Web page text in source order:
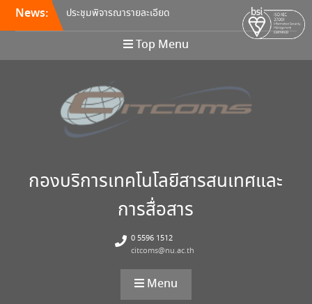
News:
ประชุมพิจารณารายละเอียด
คุณลักษณะ และกำหนดราคา
กลางครุภัณฑ์คอมพิวเตอร์ ครั้ง
ที่ 5/2569
Integration / Continuous
Deployment (CI/CD)
ขอเชิญเข้าร่วมการอบรมสัมมนา
“พัฒนาทักษะการเรียนการสอน
Top Menu
กองบริการเทคโนโลยีสารสนเทศและ
การสื่อสาร
0 5596 1512
citcoms@nu.ac.th
Menu